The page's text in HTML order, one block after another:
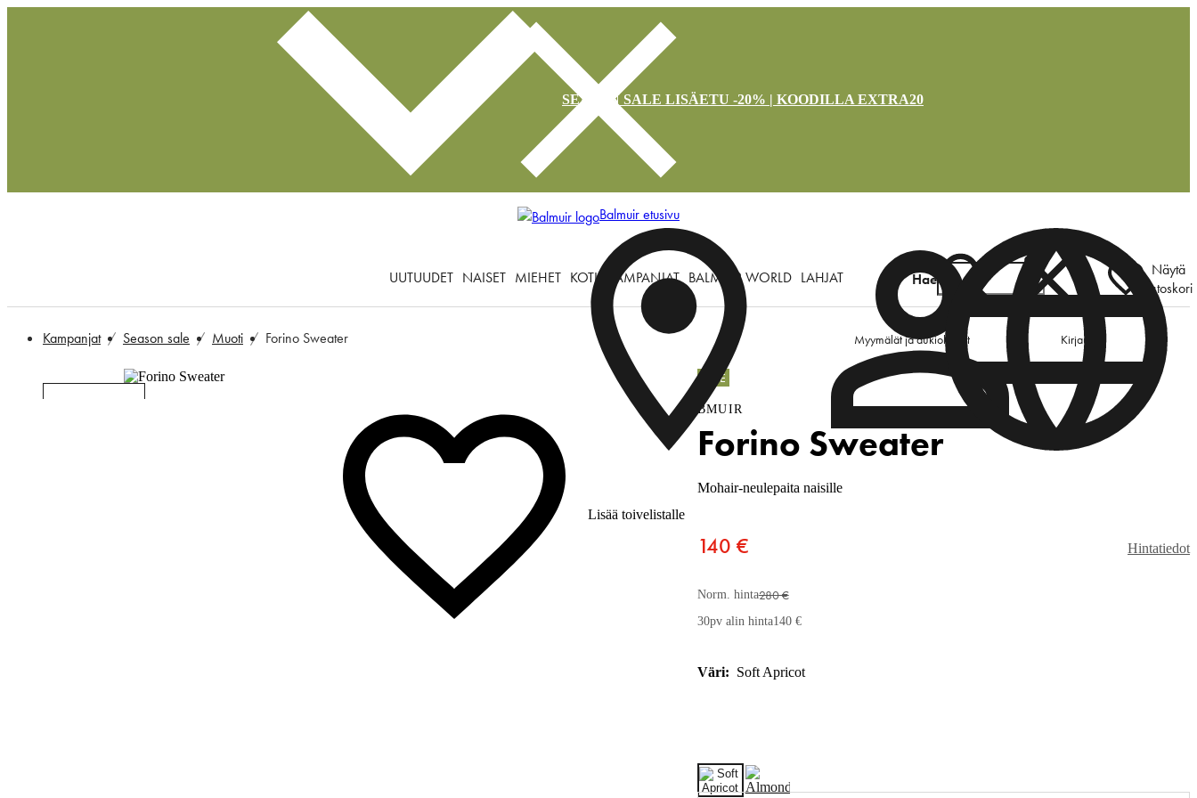
SEASON SALE LISÄETU -20% | KOODILLA EXTRA20
Balmuir etusivu
Myymälät ja aukioloajat Kirjaudu
UUTUUDET NAISET MIEHET KOTI KAMPANJAT BALMUIR WORLD LAHJAT Hae
Näytä
ostoskori
Kampanjat Season sale Muoti Forino Sweater
Lisää toivelistalle
SALE
BMUIR
Forino Sweater
Mohair-neulepaita naisille
140 € Hintatiedot
Norm. hinta280 €
30pv alin hinta140 €
Väri: Soft Apricot